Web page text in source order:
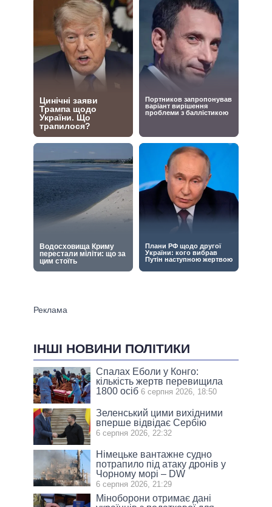
ІНШІ НОВИНИ ПОЛІТИКИ
Спалах Еболи у Конго:
кількість жертв перевищила
1800 осіб 6 серпня 2026, 18:50
Зеленський цими вихідними
вперше відвідає Сербію
6 серпня 2026, 22:32
Німецьке вантажне судно
потрапило під атаку дронів у
Чорному морі – DW
6 серпня 2026, 21:29
Міноборони отримає дані